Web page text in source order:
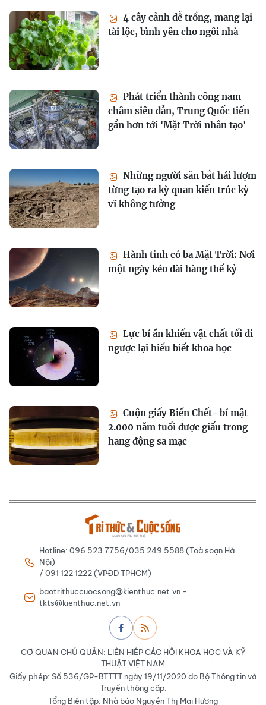
4 cây cảnh dễ trồng, mang lại
tài lộc, bình yên cho ngôi nhà
Phát triển thành công nam
châm siêu dẫn, Trung Quốc tiến
gần hơn tới 'Mặt Trời nhân tạo'
Những người săn bắt hái lượm
từng tạo ra kỳ quan kiến trúc kỳ
vĩ không tưởng
Hành tinh có ba Mặt Trời: Nơi
một ngày kéo dài hàng thế kỷ
Lực bí ẩn khiến vật chất tối đi
ngược lại hiểu biết khoa học
Cuộn giấy Biển Chết- bí mật
2.000 năm tuổi được giấu trong
hang động sa mạc
Hotline: 096 523 7756/035 249 5588 (Toà soạn Hà
Nội)
/ 091 122 1222 (VPĐD TPHCM)
baotrithuccuocsong@kienthuc.net.vn -
tkts@kienthuc.net.vn
CƠ QUAN CHỦ QUẢN: LIÊN HIỆP CÁC HỘI KHOA HỌC VÀ KỸ
THUẬT VIỆT NAM
Giấy phép: Số 536/GP-BTTTT ngày 19/11/2020 do Bộ Thông tin và
Truyền thông cấp.
Tổng Biên tập: Nhà báo Nguyễn Thị Mai Hương